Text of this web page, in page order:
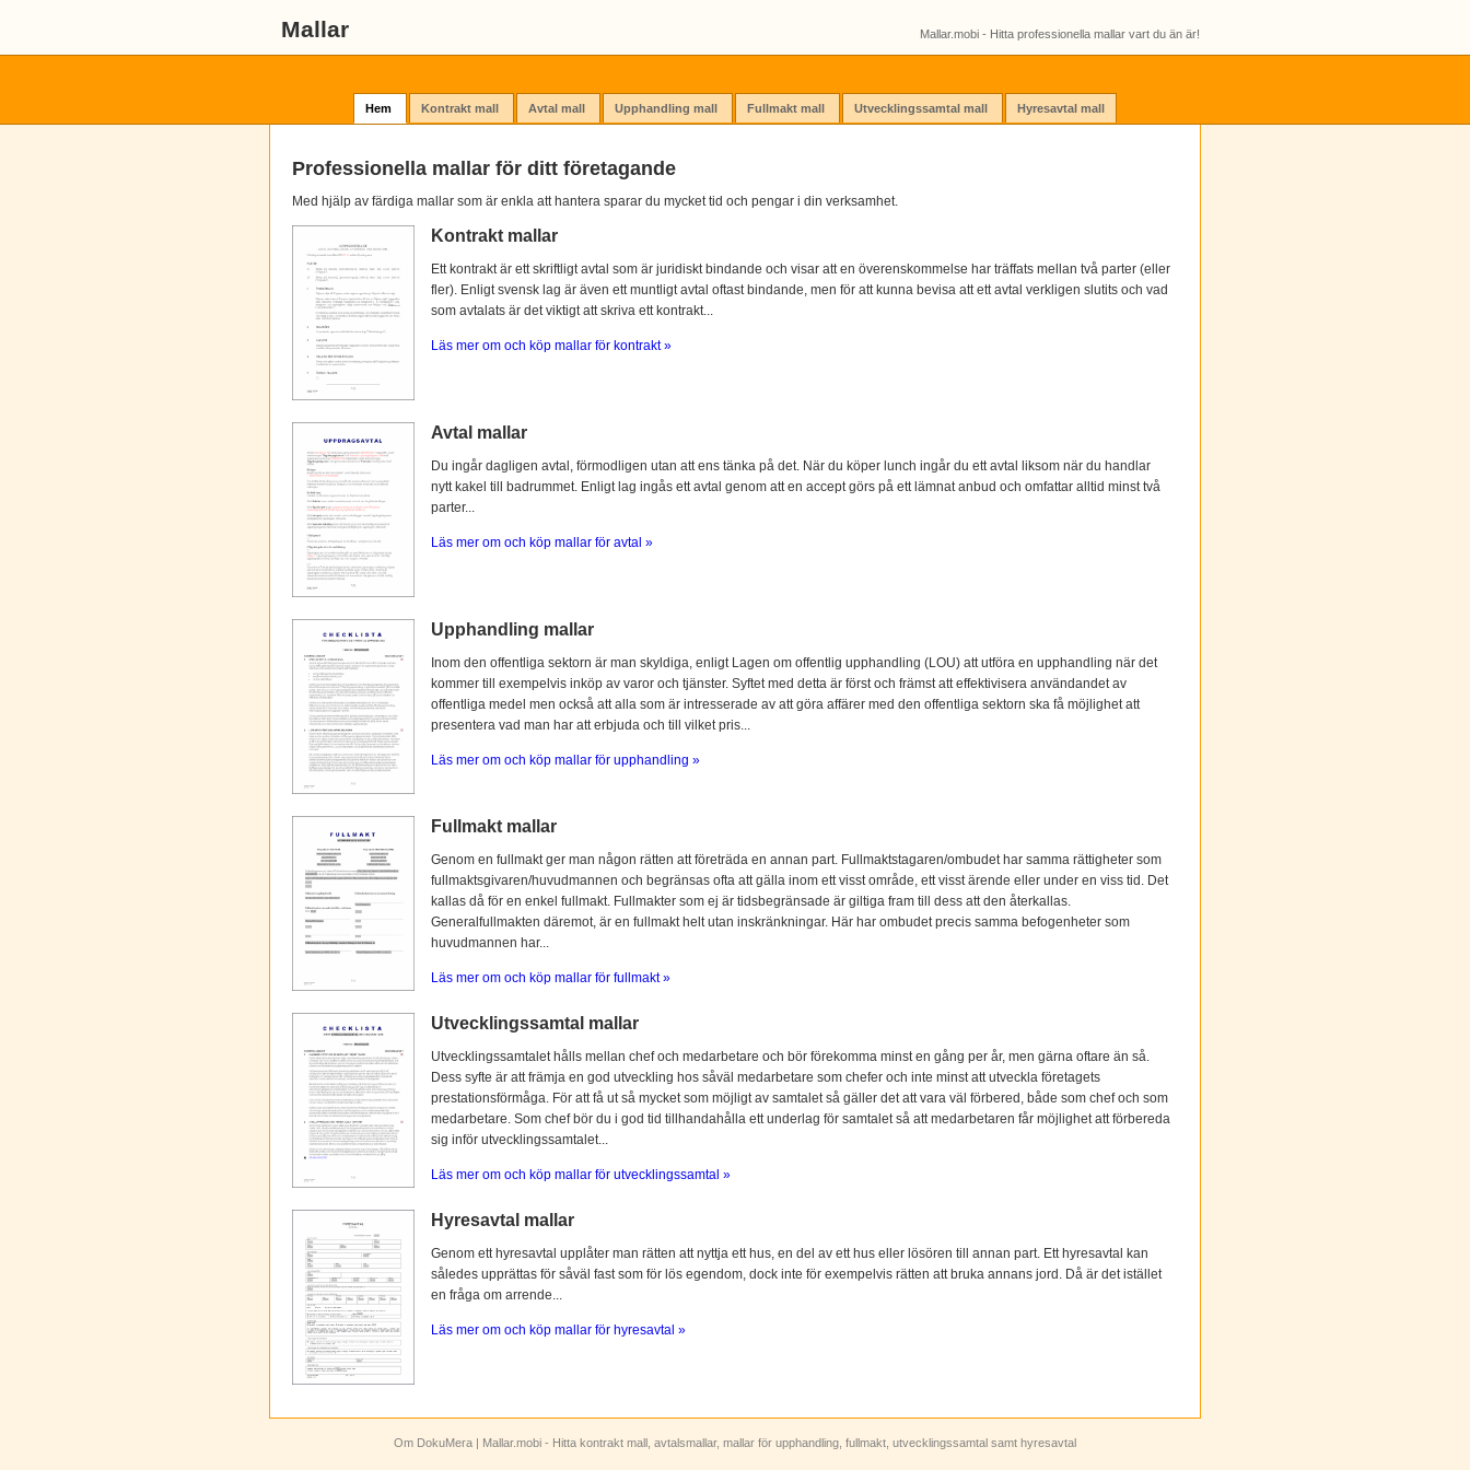
Mallar Mallar.mobi - Hitta professionella mallar vart du än är!
Hem Kontrakt mall Avtal mall Upphandling mall Fullmakt mall Utvecklingssamtal mall Hyresavtal mall
Professionella mallar för ditt företagande
Med hjälp av färdiga mallar som är enkla att hantera sparar du mycket tid och pengar i din verksamhet.
Kontrakt mallar
Ett kontrakt är ett skriftligt avtal som är juridiskt bindande och visar att en överenskommelse har träffats mellan två parter (eller
fler). Enligt svensk lag är även ett muntligt avtal oftast bindande, men för att kunna bevisa att ett avtal verkligen slutits och vad
som avtalats är det viktigt att skriva ett kontrakt...
Läs mer om och köp mallar för kontrakt »
Avtal mallar
Du ingår dagligen avtal, förmodligen utan att ens tänka på det. När du köper lunch ingår du ett avtal liksom när du handlar
nytt kakel till badrummet. Enligt lag ingås ett avtal genom att en accept görs på ett lämnat anbud och omfattar alltid minst två
parter...
Läs mer om och köp mallar för avtal »
Upphandling mallar
Inom den offentliga sektorn är man skyldiga, enligt Lagen om offentlig upphandling (LOU) att utföra en upphandling när det
kommer till exempelvis inköp av varor och tjänster. Syftet med detta är först och främst att effektivisera användandet av
offentliga medel men också att alla som är intresserade av att göra affärer med den offentliga sektorn ska få möjlighet att
presentera vad man har att erbjuda och till vilket pris...
Läs mer om och köp mallar för upphandling »
Fullmakt mallar
Genom en fullmakt ger man någon rätten att företräda en annan part. Fullmaktstagaren/ombudet har samma rättigheter som
fullmaktsgivaren/huvudmannen och begränsas ofta att gälla inom ett visst område, ett visst ärende eller under en viss tid. Det
kallas då för en enkel fullmakt. Fullmakter som ej är tidsbegränsade är giltiga fram till dess att den återkallas.
Generalfullmakten däremot, är en fullmakt helt utan inskränkningar. Här har ombudet precis samma befogenheter som
huvudmannen har...
Läs mer om och köp mallar för fullmakt »
Utvecklingssamtal mallar
Utvecklingssamtalet hålls mellan chef och medarbetare och bör förekomma minst en gång per år, men gärna oftare än så.
Dess syfte är att främja en god utveckling hos såväl medarbetare som chefer och inte minst att utveckla företagets
prestationsförmåga. För att få ut så mycket som möjligt av samtalet så gäller det att vara väl förbered, både som chef och som
medarbetare. Som chef bör du i god tid tillhandahålla ett underlag för samtalet så att medarbetaren får möjlighet att förbereda
sig inför utvecklingssamtalet...
Läs mer om och köp mallar för utvecklingssamtal »
Hyresavtal mallar
Genom ett hyresavtal upplåter man rätten att nyttja ett hus, en del av ett hus eller lösören till annan part. Ett hyresavtal kan
således upprättas för såväl fast som för lös egendom, dock inte för exempelvis rätten att bruka annans jord. Då är det istället
en fråga om arrende...
Läs mer om och köp mallar för hyresavtal »
Om DokuMera | Mallar.mobi - Hitta kontrakt mall, avtalsmallar, mallar för upphandling, fullmakt, utvecklingssamtal samt hyresavtal